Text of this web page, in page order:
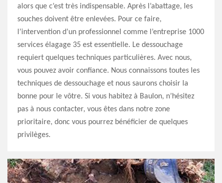
alors que c’est très indispensable. Après l’abattage, les
souches doivent être enlevées. Pour ce faire,
l’intervention d’un professionnel comme l’entreprise 1000
services élagage 35 est essentielle. Le dessouchage
requiert quelques techniques particulières. Avec nous,
vous pouvez avoir confiance. Nous connaissons toutes les
techniques de dessouchage et nous saurons choisir la
bonne pour le vôtre. Si vous habitez à Baulon, n’hésitez
pas à nous contacter, vous êtes dans notre zone
prioritaire, donc vous pourrez bénéficier de quelques
privilèges.